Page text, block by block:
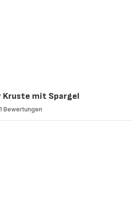
Kruste mit Spargel
1 Bewertungen